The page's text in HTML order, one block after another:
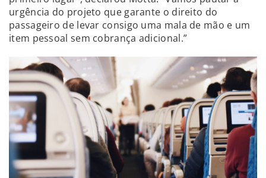
urgência do projeto que garante o direito do
passageiro de levar consigo uma mala de mão e um
item pessoal sem cobrança adicional.”